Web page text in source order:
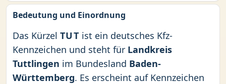
Bedeutung und Einordnung
Das Kürzel TUT ist ein deutsches Kfz-
Kennzeichen und steht für Landkreis
Tuttlingen im Bundesland Baden-
Württemberg. Es erscheint auf Kennzeichen